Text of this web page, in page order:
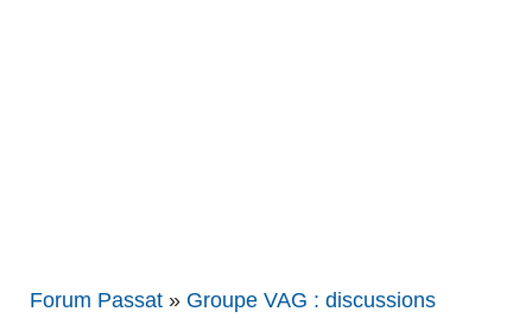
Forum Passat » Groupe VAG : discussions